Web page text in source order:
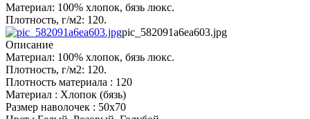
Материал: 100% хлопок, бязь люкс.
Плотность, г/м2: 120.
pic_582091a6ea603.jpg
Описание
Материал: 100% хлопок, бязь люкс.
Плотность, г/м2: 120.
Плотность материала : 120
Материал : Хлопок (бязь)
Размер наволочек : 50x70